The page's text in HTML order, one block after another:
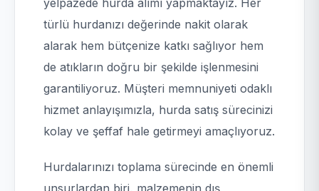
yelpazede hurda alımı yapmaktayız. Her
türlü hurdanızı değerinde nakit olarak
alarak hem bütçenize katkı sağlıyor hem
de atıkların doğru bir şekilde işlenmesini
garantiliyoruz. Müşteri memnuniyeti odaklı
hizmet anlayışımızla, hurda satış sürecinizi
kolay ve şeffaf hale getirmeyi amaçlıyoruz.
Hurdalarınızı toplama sürecinde en önemli
unsurlardan biri, malzemenin dış